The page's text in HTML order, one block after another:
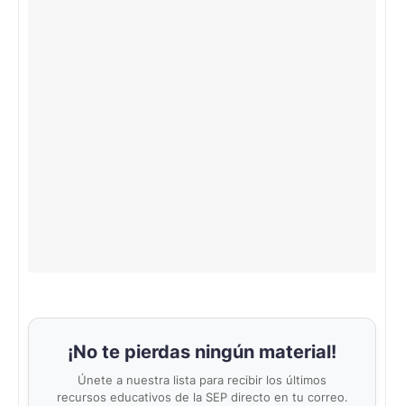
¡No te pierdas ningún material!
Únete a nuestra lista para recibir los últimos
recursos educativos de la SEP directo en tu correo.